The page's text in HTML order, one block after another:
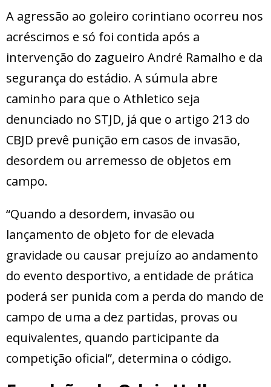
A agressão ao goleiro corintiano ocorreu nos
acréscimos e só foi contida após a
intervenção do zagueiro André Ramalho e da
segurança do estádio. A súmula abre
caminho para que o Athletico seja
denunciado no STJD, já que o artigo 213 do
CBJD prevê punição em casos de invasão,
desordem ou arremesso de objetos em
campo.
“Quando a desordem, invasão ou
lançamento de objeto for de elevada
gravidade ou causar prejuízo ao andamento
do evento desportivo, a entidade de prática
poderá ser punida com a perda do mando de
campo de uma a dez partidas, provas ou
equivalentes, quando participante da
competição oficial”, determina o código.